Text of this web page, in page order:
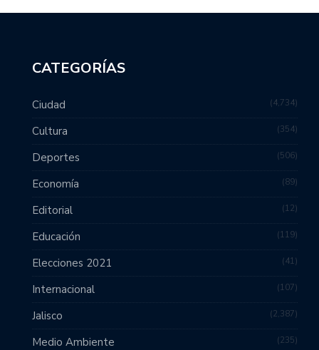
CATEGORÍAS
Ciudad 4,734
Cultura 354
Deportes 506
Economía 89
Editorial 12
Educación 119
Elecciones 2021 41
Internacional 107
Jalisco 2,387
Medio Ambiente 235